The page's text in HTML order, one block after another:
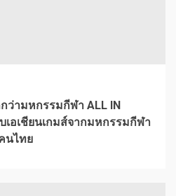
ว่ามหกรรมกีฬา ALL IN
บเอเชียนเกมส์จากมหกรรมกีฬา
นไทย